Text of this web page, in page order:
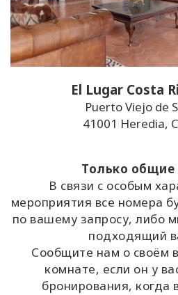
El Lugar Costa
Puerto Viejo de
41001​ Heredia,
Только общие
В связи с особым
мероприятия все номера
по вашему запросу, либо
подходящий
Сообщите нам о своём
комнате, если он у
бронирования, когда